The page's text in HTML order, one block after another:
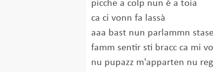
picche a colp nun è a toia
ca ci vonn fa lassà
aaa bast nun parlammn
famm sentir sti bracc ca mi
nu pupazz m'apparten nu